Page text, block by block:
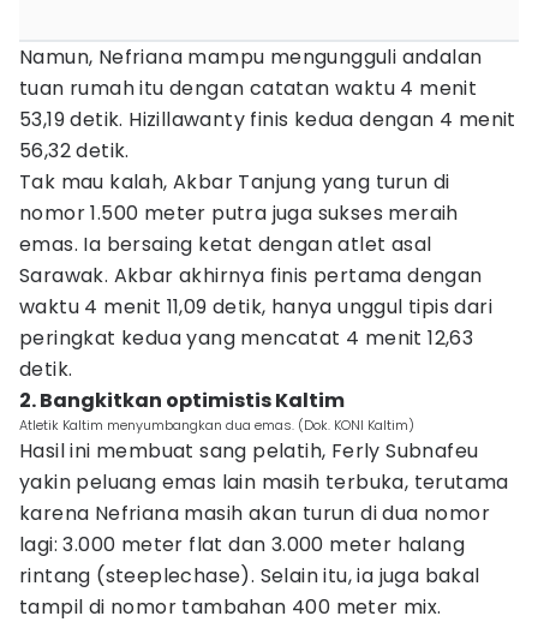
Namun, Nefriana mampu mengungguli andalan
tuan rumah itu dengan catatan waktu 4 menit
53,19 detik. Hizillawanty finis kedua dengan 4 menit
56,32 detik.
Tak mau kalah, Akbar Tanjung yang turun di
nomor 1.500 meter putra juga sukses meraih
emas. Ia bersaing ketat dengan atlet asal
Sarawak. Akbar akhirnya finis pertama dengan
waktu 4 menit 11,09 detik, hanya unggul tipis dari
peringkat kedua yang mencatat 4 menit 12,63
detik.
2. Bangkitkan optimistis Kaltim
Atletik Kaltim menyumbangkan dua emas. (Dok. KONI Kaltim)
Hasil ini membuat sang pelatih, Ferly Subnafeu
yakin peluang emas lain masih terbuka, terutama
karena Nefriana masih akan turun di dua nomor
lagi: 3.000 meter flat dan 3.000 meter halang
rintang (steeplechase). Selain itu, ia juga bakal
tampil di nomor tambahan 400 meter mix.